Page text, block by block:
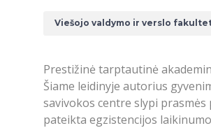
Viešojo valdymo ir verslo
Prestižinė tarptautinė
Šiame leidinyje autorius
savivokos centre slypi
pateikta egzistencijos